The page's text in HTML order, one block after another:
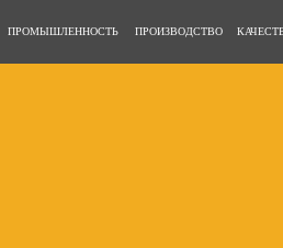
ПРОМЫШЛЕННОСТЬ ПРОИЗВОДСТВО